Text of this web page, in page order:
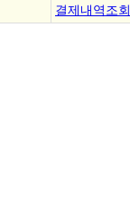
결제내역조회